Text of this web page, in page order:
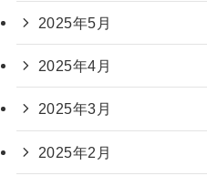
2025年5月
2025年4月
2025年3月
2025年2月